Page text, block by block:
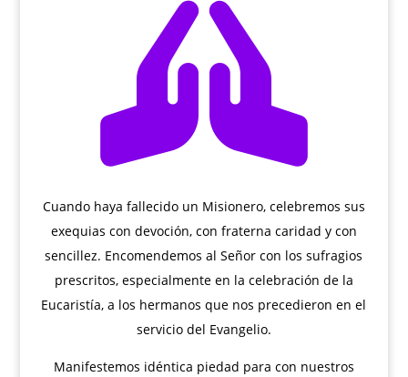

Cuando haya fallecido un Misionero, celebremos sus
exequias con devoción, con fraterna caridad y con
sencillez. Encomendemos al Señor con los sufragios
prescritos, especialmente en la celebración de la
Eucaristía, a los hermanos que nos precedieron en el
servicio del Evangelio.
Manifestemos idéntica piedad para con nuestros